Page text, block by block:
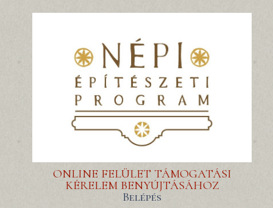
ONLINE FELÜLET TÁMOGATÁSI
KÉRELEM BENYÚJTÁSÁHOZ
Belépés